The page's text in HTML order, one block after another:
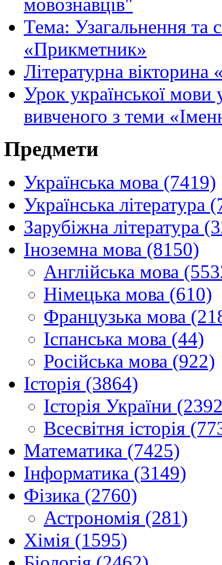
Тема: Узагальнення та
«Прикметник»
Літературна
Урок української мови
вивченого з теми
Предмети
Українська мова (7419)
Українська література
Зарубіжна література
Іноземна мова (8150)
Англійська мова
Німецька мова (610)
Французька мова
Іспанська мова (44)
Російська мова (922)
Історія (3864)
Історія України
Всесвітня історія
Математика (7425)
Інформатика (3149)
Фізика (2760)
Астрономія (281)
Хімія (1595)